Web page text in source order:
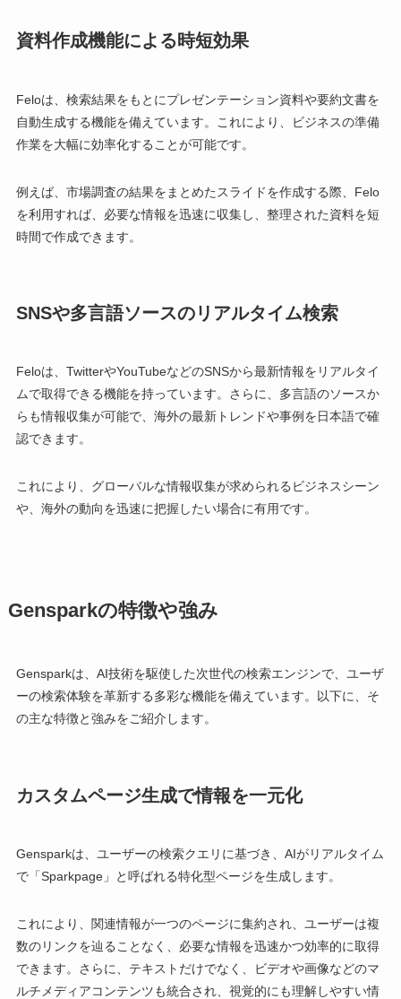
資料作成機能による時短効果
Feloは、検索結果をもとにプレゼンテーション資料や要約文書を
自動生成する機能を備えています。これにより、ビジネスの準備
作業を大幅に効率化することが可能です。
例えば、市場調査の結果をまとめたスライドを作成する際、Felo
を利用すれば、必要な情報を迅速に収集し、整理された資料を短
時間で作成できます。
SNSや多言語ソースのリアルタイム検索
Feloは、TwitterやYouTubeなどのSNSから最新情報をリアルタイ
ムで取得できる機能を持っています。さらに、多言語のソースか
らも情報収集が可能で、海外の最新トレンドや事例を日本語で確
認できます。
これにより、グローバルな情報収集が求められるビジネスシーン
や、海外の動向を迅速に把握したい場合に有用です。
Gensparkの特徴や強み
Gensparkは、AI技術を駆使した次世代の検索エンジンで、ユーザ
ーの検索体験を革新する多彩な機能を備えています。以下に、そ
の主な特徴と強みをご紹介します。
カスタムページ生成で情報を一元化
Gensparkは、ユーザーの検索クエリに基づき、AIがリアルタイム
で「Sparkpage」と呼ばれる特化型ページを生成します。
これにより、関連情報が一つのページに集約され、ユーザーは複
数のリンクを辿ることなく、必要な情報を迅速かつ効率的に取得
できます。さらに、テキストだけでなく、ビデオや画像などのマ
ルチメディアコンテンツも統合され、視覚的にも理解しやすい情